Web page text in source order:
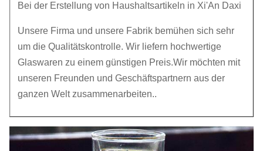
Bei der Erstellung von Haushaltsartikeln in Xi'An Daxi
Unsere Firma und unsere Fabrik bemühen sich sehr
um die Qualitätskontrolle. Wir liefern hochwertige
Glaswaren zu einem günstigen Preis.Wir möchten mit
unseren Freunden und Geschäftspartnern aus der
ganzen Welt zusammenarbeiten..